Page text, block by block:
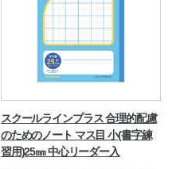
スクールラインプラス 合理的配慮
のためのノート マス目 小(書字練
習用)25㎜ 中心リーダー入